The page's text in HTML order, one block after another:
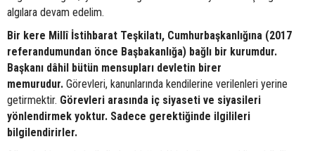
algılara devam edelim.
Bir kere Millî İstihbarat Teşkilatı, Cumhurbaşkanlığına (2017
referandumundan önce Başbakanlığa) bağlı bir kurumdur.
Başkanı dâhil bütün mensupları devletin birer
memurudur. Görevleri, kanunlarında kendilerine verilenleri yerine
getirmektir. Görevleri arasında iç siyaseti ve siyasileri
yönlendirmek yoktur. Sadece gerektiğinde ilgilileri
bilgilendirirler.